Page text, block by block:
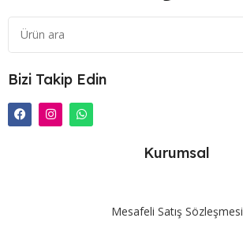
Bizi Takip Edin
Kurumsal
Mesafeli Satış Sözleşmesi